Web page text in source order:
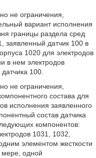
не ограничения,
вариант исполнения
границы раздела сред
заявленный датчик 100 в
1020 для электродов
в нем электродов
100.
не ограничения,
состава для
исполнения заявленного
состав датчика
компонентов:
1031, 1032,
элементом жесткости
мере, одной